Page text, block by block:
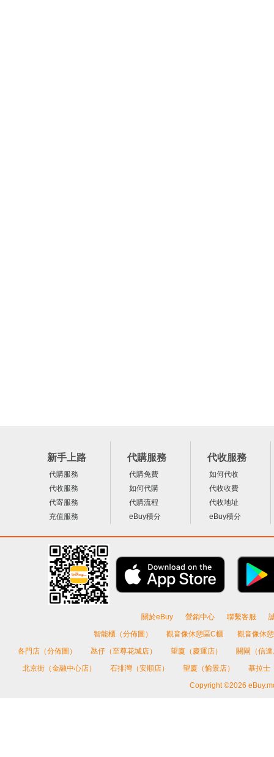
新手上路
代購服務
代收服務
代寄服務
充值服務
代購服務
代購免費
如何代購
代購流程
eBuy積分
代收服務
如何代收
代收收費
代收地址
eBuy積分
關於eBuy 營銷中心 聯繫客服
智能櫃（分佈圖）
觀音像休憩區C櫃
觀音像休
各門店（分佈圖）
氹仔（至尊花城店） 望廈（慶運店）
關閘（信
北京街（金融中心店）
石排灣（安順店） 望廈（愉景店）
慕拉士
Copyright ©2026